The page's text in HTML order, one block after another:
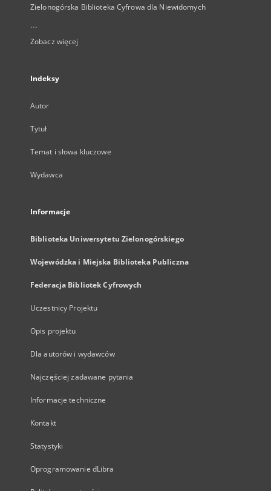
Zielonogórska Biblioteka Cyfrowa dla Niewidomych
...
Zobacz więcej
Indeksy
Autor
Tytuł
Temat i słowa kluczowe
Wydawca
Informacje
Biblioteka Uniwersytetu Zielonogórskiego
Wojewódzka i Miejska Biblioteka Publiczna
Federacja Bibliotek Cyfrowych
Uczestnicy Projektu
Opis projektu
Dla autorów i wydawców
Najczęściej zadawane pytania
Informacje techniczne
Kontakt
Statystyki
Oprogramowanie dLibra